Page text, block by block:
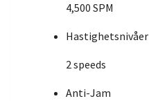
4,500 SPM
Hastighetsnivåer
2 speeds
Anti-Jam